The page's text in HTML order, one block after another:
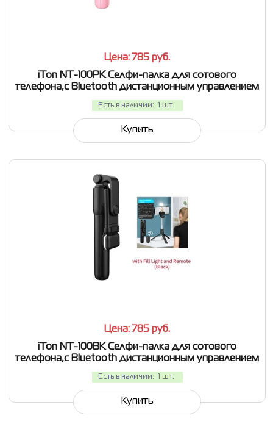
Цена: 785 руб.
iTon NT-100PK Селфи-палка для сотового
телефона,с Bluetooth дистанционным управлением
Есть в наличии: 1 шт.
Купить
Цена: 785 руб.
iTon NT-100BK Селфи-палка для сотового
телефона,с Bluetooth дистанционным управлением
Есть в наличии: 1 шт.
Купить